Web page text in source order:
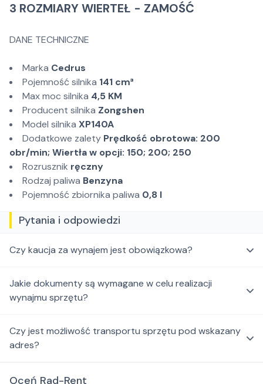
3 ROZMIARY WIERTEŁ - ZAMOŚĆ
DANE TECHNICZNE
Marka Cedrus
Pojemność silnika 141 cm³
Max moc silnika 4,5 KM
Producent silnika Zongshen
Model silnika XP140A
Dodatkowe zalety Prędkość obrotowa: 200
obr/min; Wiertła w opcji: 150; 200; 250
Rozrusznik ręczny
Rodzaj paliwa Benzyna
Pojemność zbiornika paliwa 0,8 l
Pytania i odpowiedzi
Czy kaucja za wynajem jest obowiązkowa?
Jakie dokumenty są wymagane w celu realizacji
wynajmu sprzętu?
Czy jest możliwość transportu sprzętu pod wskazany
adres?
Oceń Rad-Rent